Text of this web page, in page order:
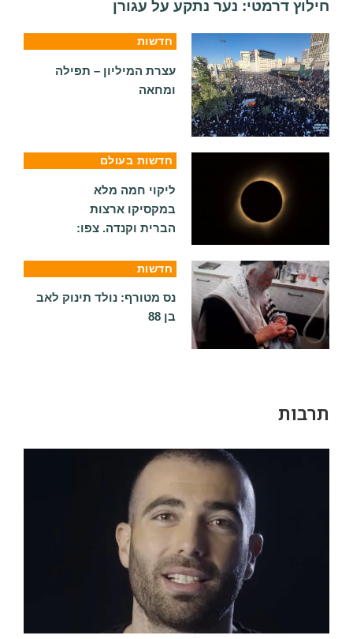
חילוץ דרמטי: נער נתקע על עגורן
חדשות
עצרת המיליון – תפילה
ומחאה
חדשות בעולם
ליקוי חמה מלא
במקסיקו ארצות
הברית וקנדה. צפו:
חדשות
נס מטורף: נולד תינוק לאב
בן 88
תרבות